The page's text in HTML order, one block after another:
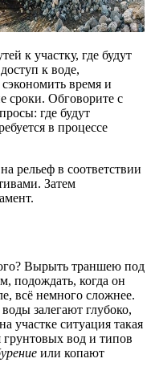
к участку, где будут
к воде,
время и
сроки. Обговорите с
где будут
в процессе
рельеф в соответствии
Затем
Вырыть траншею под
подождать, когда он
всё немного сложнее.
залегают глубоко,
участке ситуация такая
грунтовых вод и типов
или копают